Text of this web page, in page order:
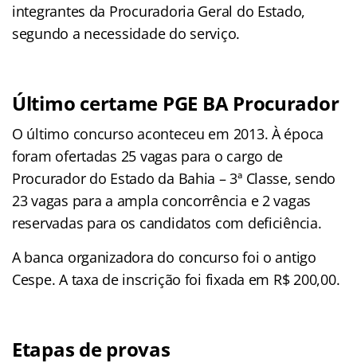
integrantes da Procuradoria Geral do Estado,
segundo a necessidade do serviço.
Último certame PGE BA Procurador
O último concurso aconteceu em 2013. À época
foram ofertadas 25 vagas para o cargo de
Procurador do Estado da Bahia – 3ª Classe, sendo
23 vagas para a ampla concorrência e 2 vagas
reservadas para os candidatos com deficiência.
A banca organizadora do concurso foi o antigo
Cespe. A taxa de inscrição foi fixada em R$ 200,00.
Etapas de provas